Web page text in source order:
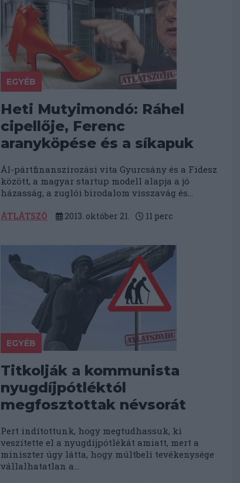
EGYÉB
Heti Mutyimondó: Ráhel
cipellője, Ferenc
aranyköpése és a síkapuk
Ál-pártfinanszírozási vita Gyurcsány és a Fidesz
között, a magyar startup modell alapja a jó
házasság, a zuglói birodalom visszavág és...
ÁTLÁTSZÓ 2013. október 21. 11 perc
EGYÉB
Titkolják a kommunista
nyugdíjpótléktól
megfosztottak névsorát
Pert indítottunk, hogy megtudhassuk, ki
veszítette el a nyugdíjpótlékát amiatt, mert a
miniszter úgy látta, hogy múltbeli tevékenysége
vállalhatatlan a...